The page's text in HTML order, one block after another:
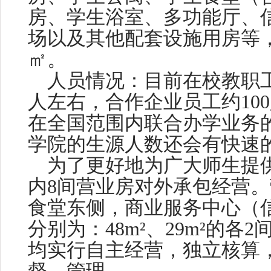
房、学生浴室、多功能厅、
场以及其他配套设施用房等
㎡。
人员情况：目前在校教职
人左右，合作企业员工约
在全国范围内联合办学业务
学院的生源人数还会有快速
为了更好地为广大师生提
内8间营业房对外承包经营
食堂东侧，商业服务中心（
分别为：48m²、29m²的各2
均实行自主经营，独立核算